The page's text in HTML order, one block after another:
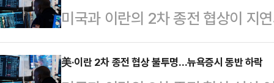
미국과 이란의 2차 종전 협상이 지
미 CNBC 방송에 따르면 뉴욕증권
우존스지수는 21일(현지시간) 전
美·이란 2차 종전 협상 불투명…뉴욕증시 동반 하락